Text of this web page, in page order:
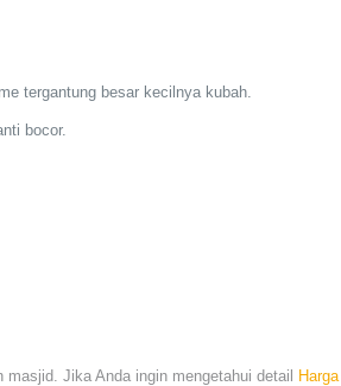
tergantung besar kecilnya kubah.
bocor.
Jika Anda ingin mengetahui detail